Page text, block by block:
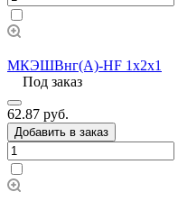
МКЭШВнг(А)-HF 1х2х1
Под заказ
62.87 руб.
Добавить в заказ